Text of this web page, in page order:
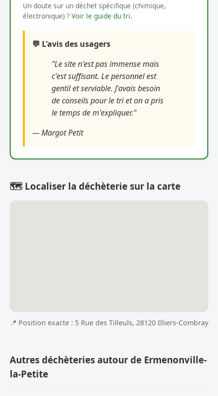
Un doute sur un déchet spécifique (chimique,
électronique) ? Voir le guide du tri.
💬 L'avis des usagers
"Le site n'est pas immense mais
c'est suffisant. Le personnel est
gentil et serviable. J'avais besoin
de conseils pour le tri et on a pris
le temps de m'expliquer."
— Margot Petit
🗺️ Localiser la déchèterie sur la carte
📍 Position exacte : 5 Rue des Tilleuls, 28120 Illiers-Combray
Autres déchèteries autour de Ermenonville-
la-Petite